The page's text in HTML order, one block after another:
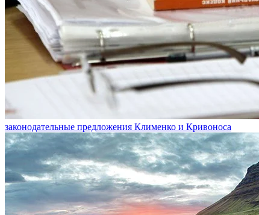
законодательные предложения Клименко и Кривоноса